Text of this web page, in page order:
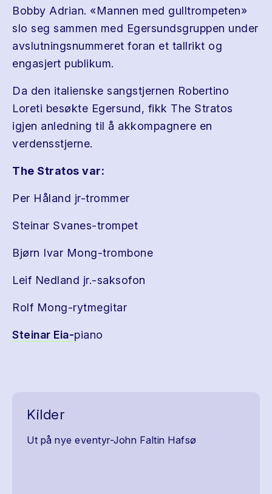
Bobby Adrian. «Mannen med gulltrompeten»
slo seg sammen med Egersundsgruppen under
avslutningsnummeret foran et tallrikt og
engasjert publikum.
Da den italienske sangstjernen Robertino
Loreti besøkte Egersund, fikk The Stratos
igjen anledning til å akkompagnere en
verdensstjerne.
The Stratos var:
Per Håland jr-trommer
Steinar Svanes-trompet
Bjørn Ivar Mong-trombone
Leif Nedland jr.-saksofon
Rolf Mong-rytmegitar
Steinar Eia-piano
Kilder
Ut på nye eventyr-John Faltin Hafsø